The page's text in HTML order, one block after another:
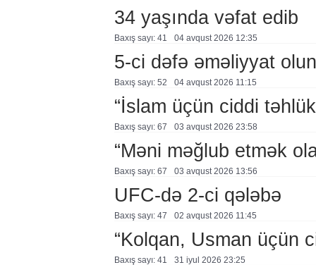
34 yaşında vəfat edib
Baxış sayı: 41 04 avqust 2026 12:35
5-ci dəfə əməliyyat
Baxış sayı: 52 04 avqust 2026 11:15
“İslam üçün ciddi
Baxış sayı: 67 03 avqust 2026 23:58
“Məni məğlub etmək
Baxış sayı: 67 03 avqust 2026 13:56
UFC-də 2-ci qələbə
Baxış sayı: 47 02 avqust 2026 11:45
“Kolqan, Usman üçün
Baxış sayı: 41 31 i̇yul 2026 23:25